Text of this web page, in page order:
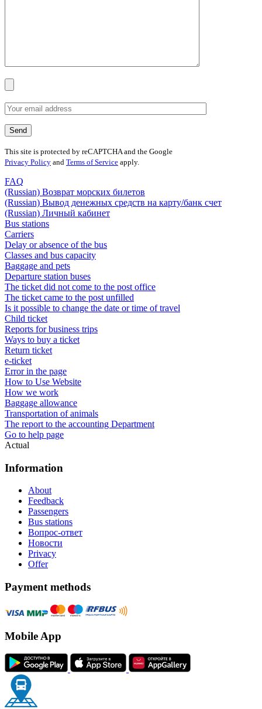
This site is protected by reCAPTCHA and the Google
Privacy Policy and Terms of Service apply.
FAQ
(Russian) Возврат морских билетов
(Russian) Вывод денежных средств на карту/банк счет
(Russian) Личный кабинет
Bus stations
Carriers
Delay or absence of the bus
Classes and bus capacity
Baggage and pets
Departure station buses
The ticket did not come to the post office
The ticket came to the post unfilled
Is it possible to change the date or time of travel
Child ticket
Reports for business trips
Ways to buy a ticket
Return ticket
e-ticket
Error in the page
How to Use Website
How we work
Baggage allowance
Transportation of animals
The report to the accounting Department
Go to help page
Actual
Information
About
Feedback
Passengers
Bus stations
Вопрос-ответ
Новости
Privacy
Offer
Payment methods
Mobile App